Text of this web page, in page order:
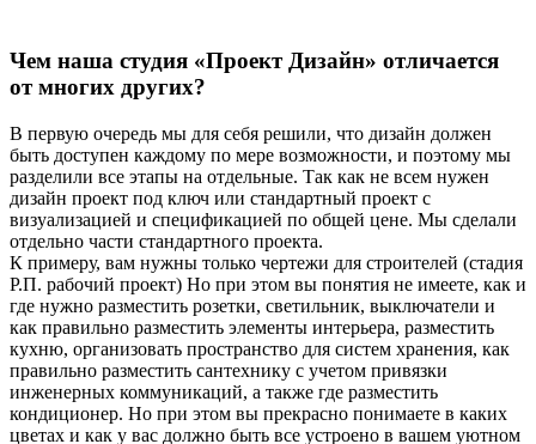
Чем наша студия «Проект Дизайн» отличается
от многих других?
В первую очередь мы для себя решили, что дизайн должен
быть доступен каждому по мере возможности, и поэтому мы
разделили все этапы на отдельные. Так как не всем нужен
дизайн проект под ключ или стандартный проект с
визуализацией и спецификацией по общей цене. Мы сделали
отдельно части стандартного проекта.
К примеру, вам нужны только чертежи для строителей (стадия
Р.П. рабочий проект) Но при этом вы понятия не имеете, как и
где нужно разместить розетки, светильник, выключатели и
как правильно разместить элементы интерьера, разместить
кухню, организовать пространство для систем хранения, как
правильно разместить сантехнику с учетом привязки
инженерных коммуникаций, а также где разместить
кондиционер. Но при этом вы прекрасно понимаете в каких
цветах и как у вас должно быть все устроено в вашем уютном